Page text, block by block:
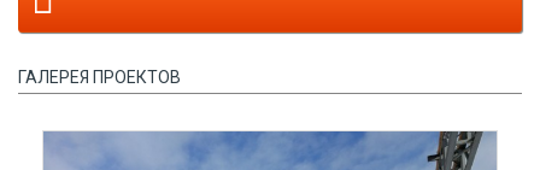
ГАЛЕРЕЯ ПРОЕКТОВ